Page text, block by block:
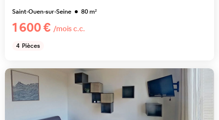
Saint-Ouen-sur-Seine 80m²
1 600 € /mois c.c.
4 Pièces